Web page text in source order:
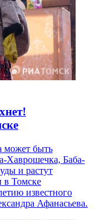
может быть
Хаврошечка, Баба-
и растут
в Томске
известного
Афанасьева.